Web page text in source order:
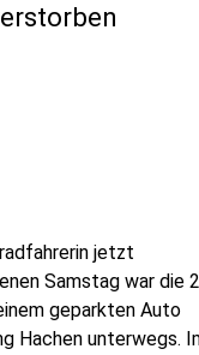
jetzt
Samstag war die
geparkten Auto
Hachen unterwegs.